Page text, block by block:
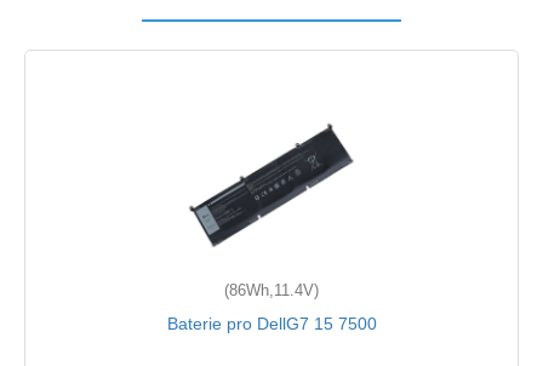
(86Wh,11.4V)
Baterie pro DellG7 15 7500